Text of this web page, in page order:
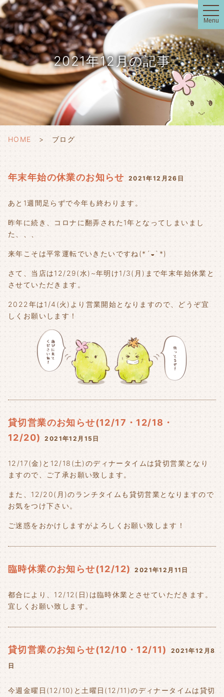
t
o
g
g
l
e
n
a
v
i
g
a
t
i
o
n
Menu
2021年12月の記事
HOME ブログ
年末年始の休業のお知らせ 2021年12月26日
あと1週間足らずで今年も終わります。
昨年に続き、コロナに翻弄された1年となってしまいまし
た、、、
来年こそは平常運転でいきたいですね(*´◒`*)
さて、当店は12/29(水)~年明け1/3(月)まで年末年始休業と
させていただきます。
2022年は1/4(火)より営業開始となりますので、どうぞ宜
しくお願いします！
貸切営業のお知らせ(12/17・12/18・
12/20)
2021年12月15日
12/17(金)と12/18(土)のディナータイムは貸切営業となり
ますので、ご了承お願い致します。
また、12/20(月)のランチタイムも貸切営業となりますので
お気をつけ下さい。
ご迷惑をおかけしますがよろしくお願い致します！
臨時休業のお知らせ(12/12) 2021年12月11日
都合により、12/12(日)は臨時休業とさせていただきます。
宜しくお願い致します。
貸切営業のお知らせ(12/10・12/11)
2021年12月8
日
今週金曜日(12/10)と土曜日(12/11)のディナータイムは貸切